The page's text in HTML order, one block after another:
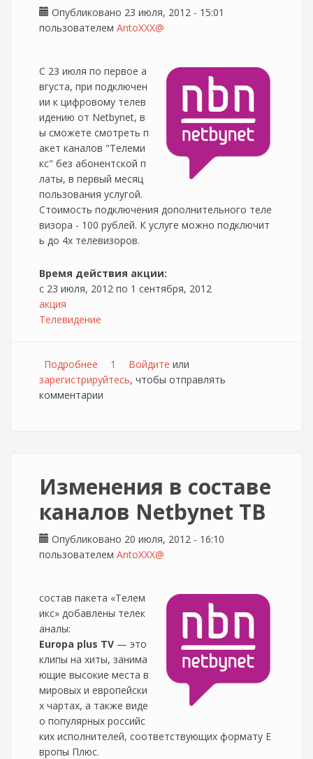
Опубликовано 23 июля, 2012 - 15:01
пользователем AntoXXX@
С 23 июля по первое а
вгуста, при подключен
ии к цифровому телев
идению от Netbynet, в
ы сможете смотреть п
акет каналов "Телеми
кс" без абонентской п
латы, в первый месяц
пользования услугой.
Стоимость подключения дополнительного теле
визора - 100 рублей. К услуге можно подключит
ь до 4х телевизоров.
Время действия акции:
с 23 июля, 2012 по 1 сентября, 2012
акция
Телевидение
Подробнее о Акционное подключение к NetbyNet ТВ
1 Войдите или
зарегистрируйтесь, чтобы отправлять
комментарии
Изменения в составе
каналов Netbynet ТВ
Опубликовано 20 июля, 2012 - 16:10
пользователем AntoXXX@
состав пакета «Телем
икс» добавлены телек
аналы:
Europa plus TV — это
клипы на хиты, занима
ющие высокие места в
мировых и европейски
х чартах, а также виде
о популярных российс
ких исполнителей, соответствующих формату Е
вропы Плюс.